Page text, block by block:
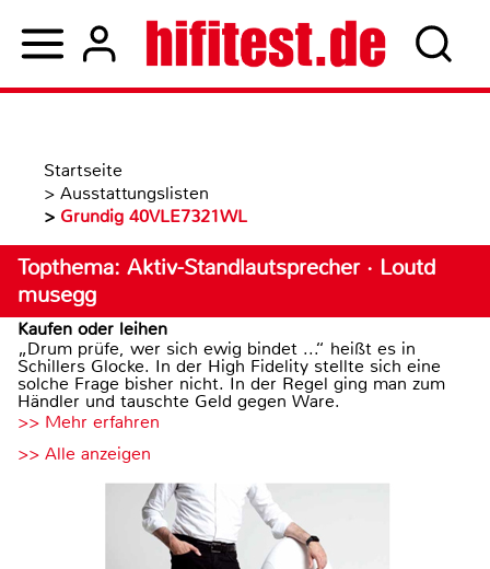
Startseite
> Ausstattungslisten
> Grundig 40VLE7321WL
Topthema: Aktiv-Standlautsprecher · Loutd
musegg
Kaufen oder leihen
„Drum prüfe, wer sich ewig bindet ...“ heißt es in
Schillers Glocke. In der High Fidelity stellte sich eine
solche Frage bisher nicht. In der Regel ging man zum
Händler und tauschte Geld gegen Ware.
>> Mehr erfahren
>> Alle anzeigen